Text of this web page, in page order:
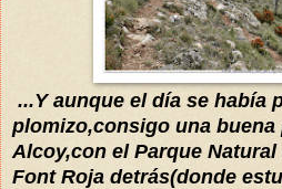
...Y aunque el día se había
plomizo,consigo una buena
Alcoy,con el Parque
Font Roja detrás(donde